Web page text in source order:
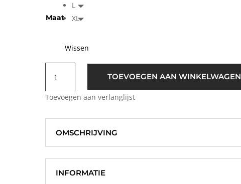
Maat
L
XL
Wissen
Department
Elisa
Metallic
aantal
TOEVOEGEN AAN WINKELWAGEN
Toevoegen aan verlanglijst
OMSCHRIJVING
INFORMATIE